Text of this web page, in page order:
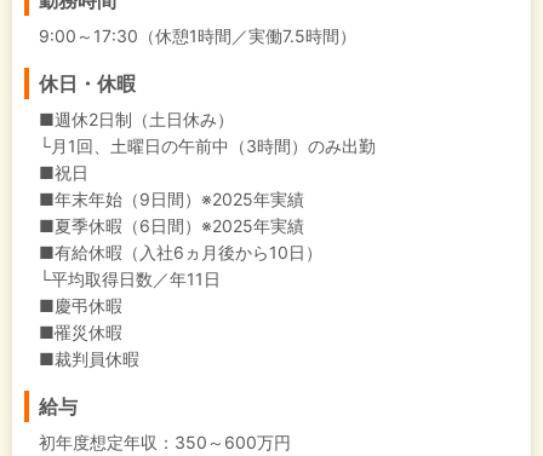
9:00～17:30（休憩1時間／実働7.5時間）
休日・休暇
■週休2日制（土日休み）
└月1回、土曜日の午前中（3時間）のみ出勤
■祝日
■年末年始（9日間）※2025年実績
■夏季休暇（6日間）※2025年実績
■有給休暇（入社6ヵ月後から10日）
└平均取得日数／年11日
■慶弔休暇
■罹災休暇
■裁判員休暇
給与
初年度想定年収： 350～600万円